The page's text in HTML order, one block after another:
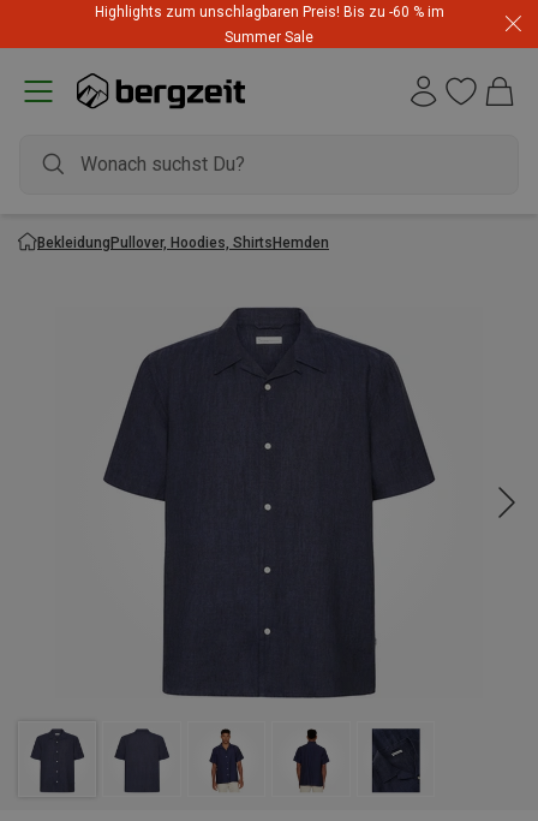
Highlights zum unschlagbaren Preis! Bis zu -60 % im
Summer Sale
BekleidungPullover, Hoodies, ShirtsHemden